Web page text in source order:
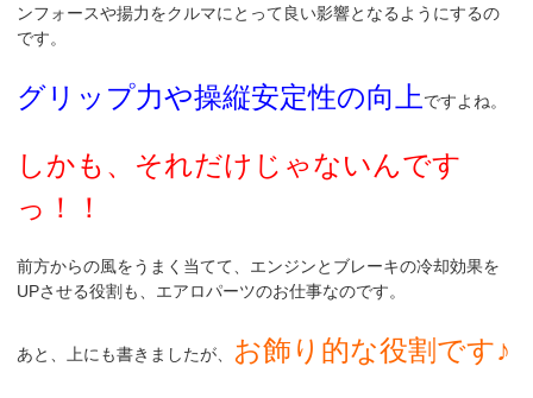
ンフォースや揚力をクルマにとって良い影響となるようにするの
です。
グリップ力や操縦安定性の向上 ですよね。
しかも、それだけじゃないんです
っ！！
前方からの風をうまく当てて、エンジンとブレーキの冷却効果を
UPさせる役割も、エアロパーツのお仕事なのです。
あと、上にも書きましたが、 お飾り的な役割です♪